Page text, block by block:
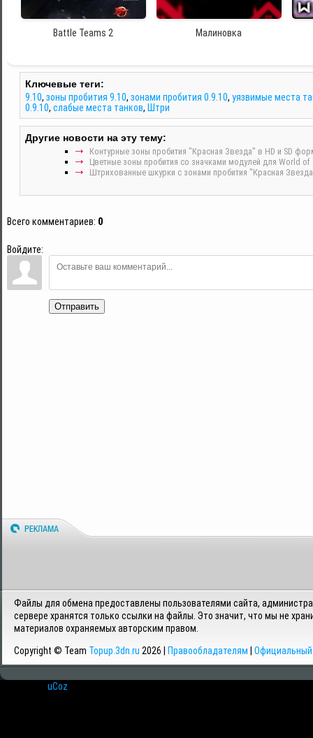
Battle Teams 2 Малиновка
Ключевые теги:
9.10, зоны пробития 9.10, зонами пробития 0.9.10, уязвимые места
0.9.10, слабые места танков, Штри
Другие новости на эту тему:
Контурные зоны пробития "Красная Звезда" в HD и SD
Цветные зоны пробития со значками модулей для World of
Штрихованные шкурки с зонами пробития "Красная
Всего комментариев: 0
Войдите:
Отправить
Файлы для обмена предоставлены пользователями сайта,
сервере хранятся только ссылки на файлы. Это значит, что мы не
материалов охраняемых авторским правом.
Copyright © Team Topup.3dn.ru 2026 | Правообладателям Официальный
uCoz